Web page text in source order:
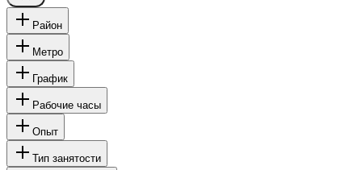
Район
Метро
График
Рабочие часы
Опыт
Тип занятости